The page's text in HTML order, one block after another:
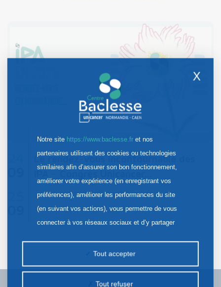
Le rendez-vous incontournable des
X
Notre site https://www.baclesse.fret nos
partenaires utilisent des cookies ou technologies
similaires afin d’assurer son bon fonctionnement,
améliorer votre expérience (en enregistrant vos
préférences), améliorer les performances du site
(en suivant vos actions), vous permettre de vous
connecter à vos réseaux sociaux et d’y partager
la publicité personnalisée sur notre site ou ceux de
nos partenaires. Certains traceurs non classés
Tout accepter
Tout refuser